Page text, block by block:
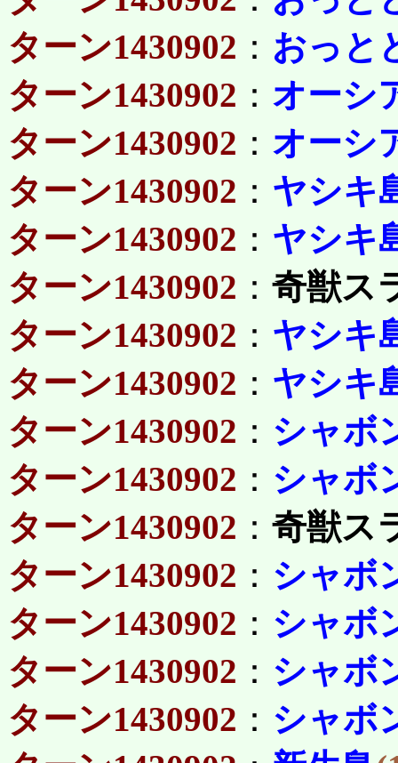
ターン1430902 ： おっと
ターン1430902 ： オーシ
ターン1430902 ： オーシ
ターン1430902 ： ヤシキ
ターン1430902 ： ヤシキ
ターン1430902 ： 奇獣ス
ターン1430902 ： ヤシキ
ターン1430902 ： ヤシキ
ターン1430902 ： シャボ
ターン1430902 ： シャボ
ターン1430902 ： 奇獣ス
ターン1430902 ： シャボ
ターン1430902 ： シャボ
ターン1430902 ： シャボ
ターン1430902 ： シャボ